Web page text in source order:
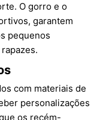
O gorro e o
garantem
pequenos
com materiais de
personalizações
os recém-